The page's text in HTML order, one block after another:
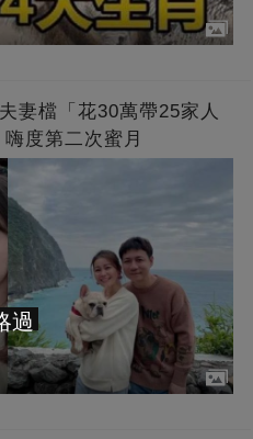
妻檔「花30萬帶25家人
度第二次蜜月
過